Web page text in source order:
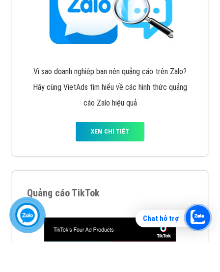
Chat hỗ trợ
Quảng cáo Zalo
Vì sao doanh nghiệp bạn nên quảng cáo trên Zalo?
Hãy cùng VietAds tìm hiểu về các hình thức quảng
cáo Zalo hiệu quả